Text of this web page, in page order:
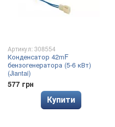
Артикул: 308554
Конденсатор 42mF
бензогенератора (5-6 кВт)
(Jiantai)
577 грн
Купити